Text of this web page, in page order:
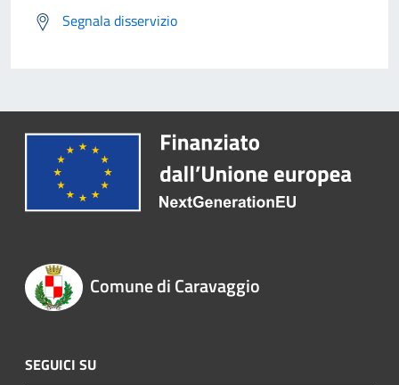
Segnala disservizio
Comune di Caravaggio
SEGUICI SU